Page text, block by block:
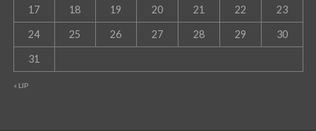
« LIP
17 18 19 20 21 22 23
24 25 26 27 28 29 30
31